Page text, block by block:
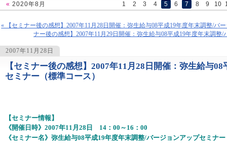
«2020年8月 1 2 3 4 5 6 7 8 9 10
« 【セミナー後の感想】2007年11月28日開催：弥生給与08平成19年度年末調整/バ
ナー後の感想】2007年11月29日開催：弥生給与08平成19年度年末調整
2007年11月28日
【セミナー後の感想】2007年11月28日開催：弥生給与
セミナー（標準コース）
【セミナー情報】
《開催日時》2007年11月28日 14：00～16：00
《セミナー名》弥生給与08平成19年度年末調整/バージョンアップセミナ